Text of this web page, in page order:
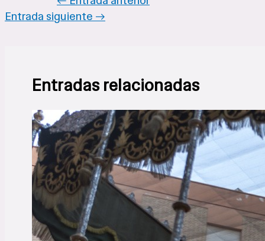
Entrada siguiente →
Entradas relacionadas